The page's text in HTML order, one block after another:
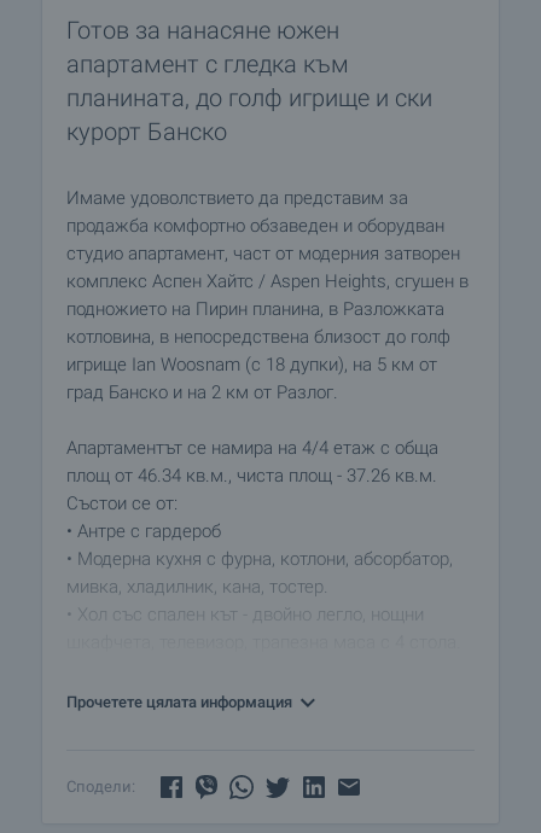
Готов за нанасяне южен
апартамент с гледка към
планината, до голф игрище и ски
курорт Банско
Имаме удоволствието да представим за
продажба комфортно обзаведен и оборудван
студио апартамент, част от модерния затворен
комплекс Аспен Хайтс / Aspen Heights, сгушен в
подножието на Пирин планина, в Разложката
котловина, в непосредствена близост до голф
игрище Ian Woosnam (с 18 дупки), на 5 км от
град Банско и на 2 км от Разлог.
Апартаментът се намира на 4/4 етаж с обща
площ от 46.34 кв.м., чиста площ - 37.26 кв.м.
Състои се от:
• Антре с гардероб
• Модерна кухня с фурна, котлони, абсорбатор,
мивка, хладилник, кана, тостер.
• Хол със спален кът - двойно легло, нощни
огледало, бойлер.
Имотът се предлага със следната степен на
Прочетете цялата информация
Сподели: